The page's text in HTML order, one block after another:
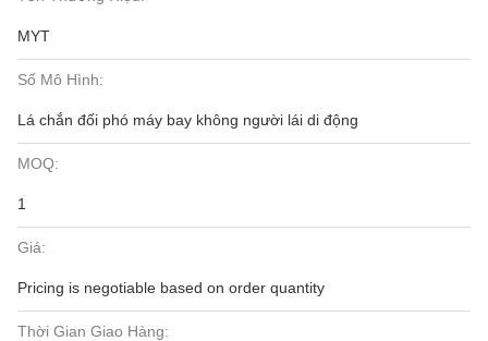
MYT
Số Mô Hình:
Lá chắn đối phó máy bay không người lái di động
MOQ:
1
Giá:
Pricing is negotiable based on order quantity
Thời Gian Giao Hàng: